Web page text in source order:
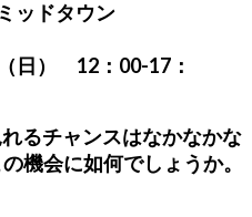
ッドタウン
日） 12：00-17：
るチャンスはなかなかな
機会に如何でしょうか。